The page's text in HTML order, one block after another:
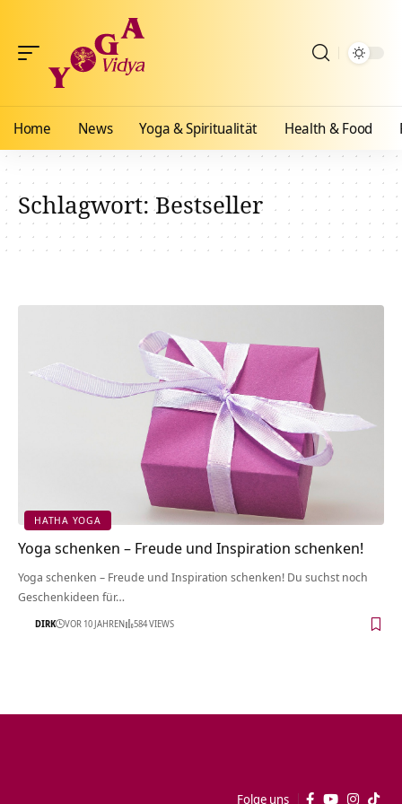
Home News Yoga & Spiritualität Health & Food
Schlagwort:Bestseller
HATHA YOGA
Yoga schenken – Freude und Inspiration schenken!
Yoga schenken – Freude und Inspiration schenken! Du suchst noch
Geschenkideen für…
DIRK VOR 10 JAHREN 584 VIEWS
Folge uns